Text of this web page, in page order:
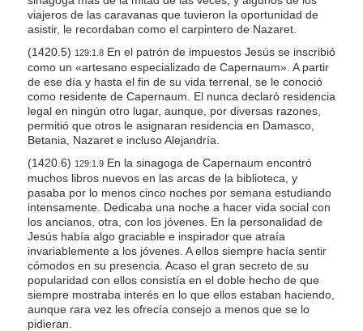
viajeros de las caravanas que tuvieron la oportunidad de
asistir, le recordaban como el carpintero de Nazaret.
(1420.5) 129:1.8En el patrón de impuestos Jesús se inscribió
como un «artesano especializado de Capernaum». A partir
de ese día y hasta el fin de su vida terrenal, se le conoció
como residente de Capernaum. El nunca declaró residencia
legal en ningún otro lugar, aunque, por diversas razones,
permitió que otros le asignaran residencia en Damasco,
Betania, Nazaret e incluso Alejandría.
(1420.6) 129:1.9En la sinagoga de Capernaum encontró
muchos libros nuevos en las arcas de la biblioteca, y
pasaba por lo menos cinco noches por semana estudiando
intensamente. Dedicaba una noche a hacer vida social con
los ancianos, otra, con los jóvenes. En la personalidad de
Jesús había algo graciable e inspirador que atraía
invariablemente a los jóvenes. A ellos siempre hacía sentir
cómodos en su presencia. Acaso el gran secreto de su
popularidad con ellos consistía en el doble hecho de que
siempre mostraba interés en lo que ellos estaban haciendo,
aunque rara vez les ofrecía consejo a menos que se lo
pidieran.